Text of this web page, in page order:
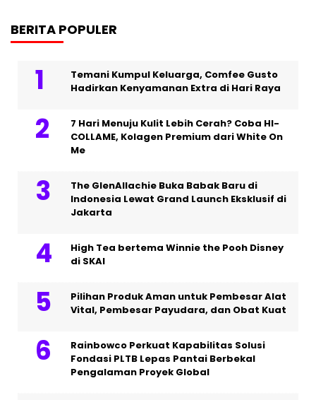
BERITA POPULER
Temani Kumpul Keluarga, Comfee Gusto
Hadirkan Kenyamanan Extra di Hari Raya
7 Hari Menuju Kulit Lebih Cerah? Coba HI-
COLLAME, Kolagen Premium dari White On
Me
The GlenAllachie Buka Babak Baru di
Indonesia Lewat Grand Launch Eksklusif di
Jakarta
High Tea bertema Winnie the Pooh Disney
di SKAI
Pilihan Produk Aman untuk Pembesar Alat
Vital, Pembesar Payudara, dan Obat Kuat
Rainbowco Perkuat Kapabilitas Solusi
Fondasi PLTB Lepas Pantai Berbekal
Pengalaman Proyek Global